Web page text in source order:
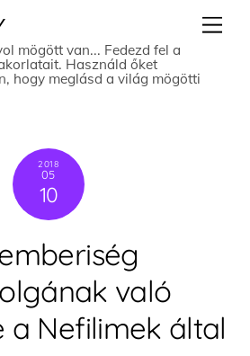
mögött van... Fedezd fel a
Használd őket
hogy meglásd a világ mögötti
2018
05
10
való
a Nefilimek által